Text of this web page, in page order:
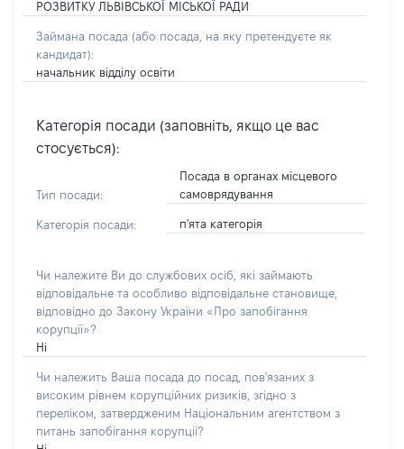
РОЗВИТКУ ЛЬВІВСЬКОЇ МІСЬКОЇ РАДИ
Займана посада (або посада, на яку претендуєте як
кандидат):
начальник відділу освіти
Категорія посади (заповніть, якщо це вас
стосується):
Тип посади:
Посада в органах місцевого
самоврядування
Категорія посади: п'ята категорія
Чи належите Ви до службових осіб, які займають
відповідальне та особливо відповідальне становище,
відповідно до Закону України «Про запобігання
корупції»?
Ні
Чи належить Ваша посада до посад, пов'язаних з
високим рівнем корупційних ризиків, згідно з
переліком, затвердженим Національним агентством з
питань запобігання корупції?